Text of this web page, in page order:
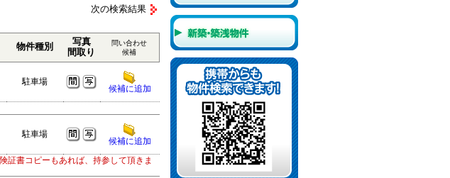
次の検索結果
物件種別
写真
間取り
問い合わせ
候補
駐車場
候補に追加
駐車場
候補に追加
証書コピーもあれば、持参して頂きま